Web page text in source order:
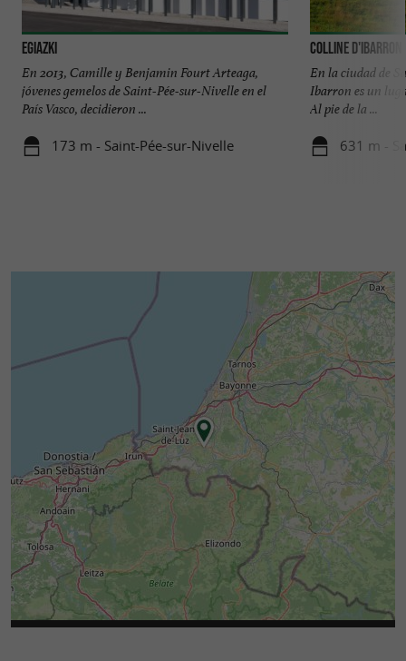
Egiazki
En 2013, Camille y Benjamin Fourt Arteaga,
jóvenes gemelos de Saint-Pée-sur-Nivelle en el
País Vasco, decidieron ...
173 m - Saint-Pée-sur-Nivelle
Colline d'Ibarron
En la ciudad de
Ibarron es un
Al pie de la ...
631 m -